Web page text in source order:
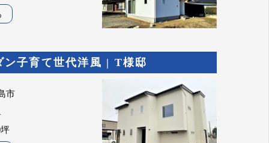
ン子育て世代洋風 | T様邸
市